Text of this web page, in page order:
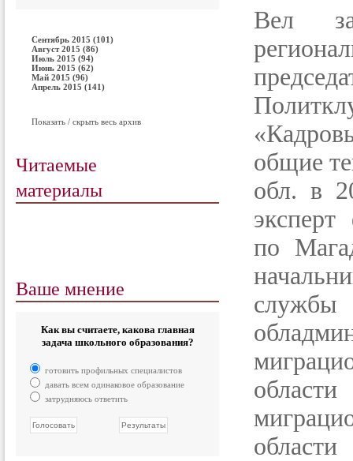
Сентябрь 2015 (101)
Август 2015 (86)
Июль 2015 (94)
Июнь 2015 (62)
Май 2015 (96)
Апрель 2015 (141)
Показать / скрыть весь архив
Читаемые
материалы
Ваше мнение
Как вы считаете, какова главная
задача школьного образования?
готовить профильных специалистов
давать всем одинаковое образование
затрудняюсь ответить
Вел
общие
обл. в
эксперт
по